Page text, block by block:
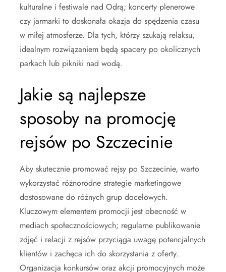
kulturalne i festiwale nad Odrą; koncerty plenerowe
czy jarmarki to doskonała okazja do spędzenia czasu
w miłej atmosferze. Dla tych, którzy szukają relaksu,
idealnym rozwiązaniem będą spacery po okolicznych
parkach lub pikniki nad wodą.
Jakie są najlepsze
sposoby na promocję
rejsów po Szczecinie
Aby skutecznie promować rejsy po Szczecinie, warto
wykorzystać różnorodne strategie marketingowe
dostosowane do różnych grup docelowych.
Kluczowym elementem promocji jest obecność w
mediach społecznościowych; regularne publikowanie
zdjęć i relacji z rejsów przyciąga uwagę potencjalnych
klientów i zachęca ich do skorzystania z oferty.
Organizacja konkursów oraz akcji promocyjnych może